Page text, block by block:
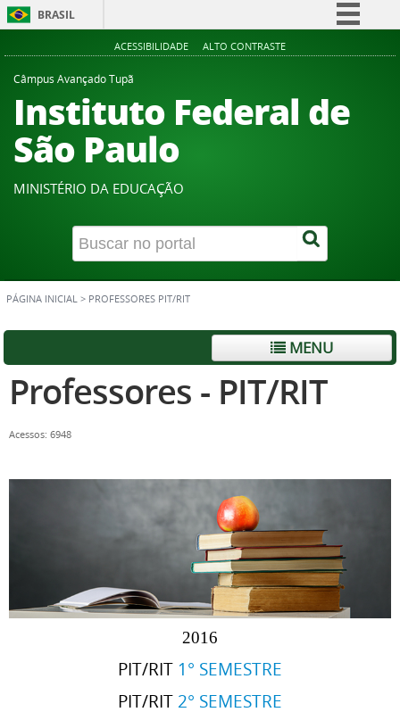
BRASIL
Simplifique!
Participe
Acesso à informação
ACESSIBILIDADE ALTO CONTRASTE
Câmpus Avançado Tupã
Instituto Federal de
São Paulo
MINISTÉRIO DA EDUCAÇÃO
PÁGINA INICIAL > PROFESSORES PIT/RIT
MENU
Professores - PIT/RIT
Acessos: 6948
2016
PIT/RIT 1° SEMESTRE
PIT/RIT 2° SEMESTRE